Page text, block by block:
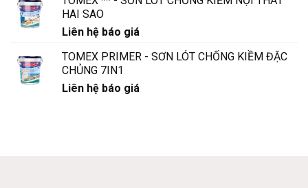
HAI SAO
Liên hệ báo giá
TOMEX PRIMER - SƠN LÓT CHỐNG KIỀM ĐẶC
CHỦNG 7IN1
Liên hệ báo giá